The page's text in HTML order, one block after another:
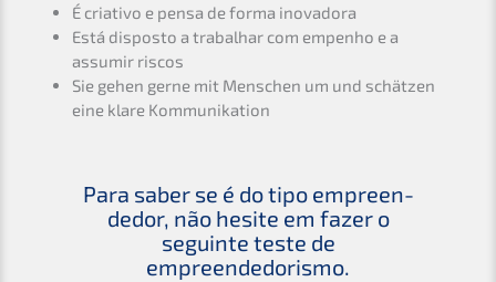
É criativo e pensa de forma inovadora
Está dispos­to a trabal­har com empen­ho e a
assum­ir riscos
Sie gehen gerne mit Menschen um und schät­zen
eine klare Kommunikation
Para saber se é do tipo empreen­
de­dor, não hesite em fazer o
seguin­te teste de
empreendedorismo.